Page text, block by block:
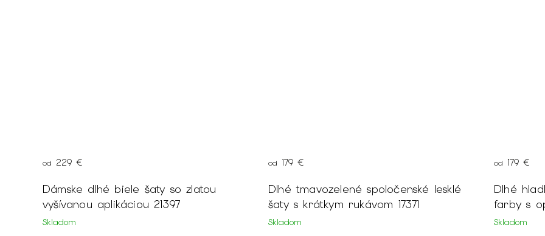
Dlhé tmavozelené spoločenské lesklé
šaty s krátkym rukávom 17371
Skladom
od
Dlhé hladké dámske šaty kapučínovej
farby s opaskom 21400
Skladom
od 169 €